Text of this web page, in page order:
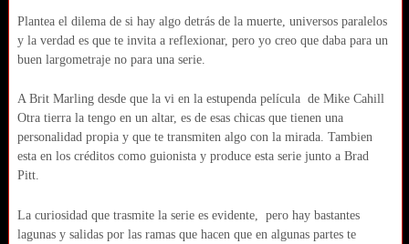
Plantea el dilema de si hay algo detrás de la muerte, universos paralelos
y la verdad es que te invita a reflexionar, pero yo creo que daba para un
buen largometraje no para una serie.
A Brit Marling desde que la vi en la estupenda película de Mike Cahill
Otra tierra la tengo en un altar, es de esas chicas que tienen una
personalidad propia y que te transmiten algo con la mirada. Tambien
esta en los créditos como guionista y produce esta serie junto a Brad
Pitt.
La curiosidad que trasmite la serie es evidente, pero hay bastantes
lagunas y salidas por las ramas que hacen que en algunas partes te